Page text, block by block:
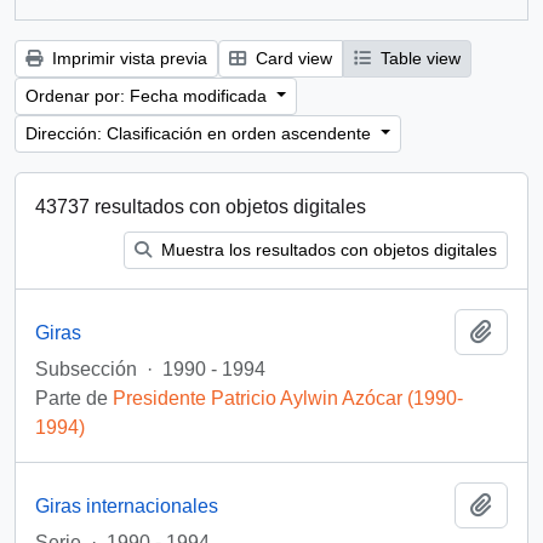
Imprimir vista previa Card view
Table view
Ordenar por: Fecha modificada
Dirección: Clasificación en orden ascendente
43737 resultados con objetos digitales
Muestra los resultados con objetos digitales
Giras
Subsección
· 1990 - 1994
Parte de Presidente Patricio Aylwin Azócar (1990-
1994)
Giras internacionales